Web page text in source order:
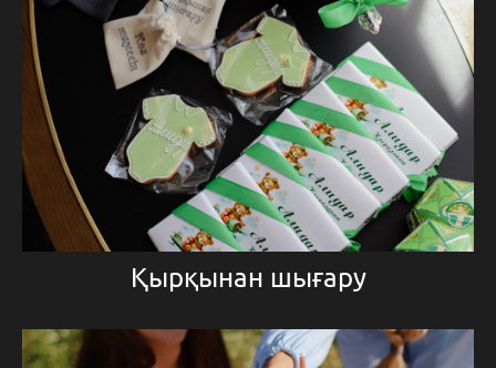
Қырқынан шығару